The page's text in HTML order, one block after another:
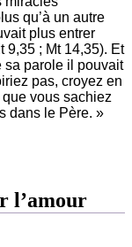
qu’à un autre
plus entrer
9,35 ; Mt 14,35). Et
sa parole il pouvait
pas, croyez en
vous sachiez
dans le Père. »
l’amour